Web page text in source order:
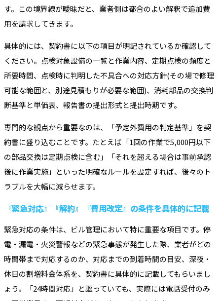
す。この境界線が曖昧だと、業者側は都合のよい解釈で追加費
用を請求してきます。
具体的には、契約書に以下の項目が明記されているか確認して
ください。点検対象設備の一覧と作業内容、定期点検の頻度と
所要時間、点検時に判明した不具合への対応方針(その場で修理
可能な範囲と、別途見積もりが必要な範囲)、消耗部品の交換判
断基準と単価表、報告書の提出形式と提出時期です。
専門的な観点から重要なのは、「予定外費用の判定基準」を契
約書に盛り込むことです。たとえば「1回の作業で5,000円以下
の部品交換は定期点検に含む」「それを超える場合は事前承認
後に作業実施」といった明確なルールを設定すれば、後々のト
ラブルを大幅に減らせます。
『緊急対応』『解約』『費用改定』の条件を具体的に記載
緊急対応の条件は、ビル管理において特に重要な項目です。停
電・漏電・火災警報などの緊急事態が発生した際、業者がどの
時間帯まで対応するのか、対応までの到着時間の目安、深夜・
休日の割増料金体系を、契約書に具体的に記載してもらいまし
ょう。「24時間対応」と謳っていても、実際には電話受付のみ